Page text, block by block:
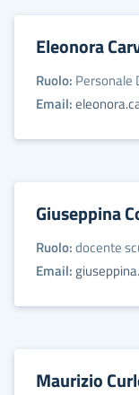
Eleonora
Ruolo: Personale
Email:
Giuseppina
Ruolo:docente
Email:
Maurizio